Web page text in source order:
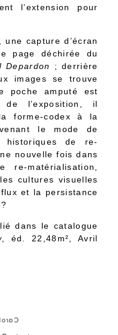
l’extension pour
capture d’écran
page déchirée du
Depardon
; derrière
images se trouve
poche amputé est
l’exposition, il
forme-codex à la
le mode de
historiques de re-
nouvelle fois dans
matérialisation,
cultures visuelles
et la persistance
dans le catalogue
, éd. 22,48m², Avril